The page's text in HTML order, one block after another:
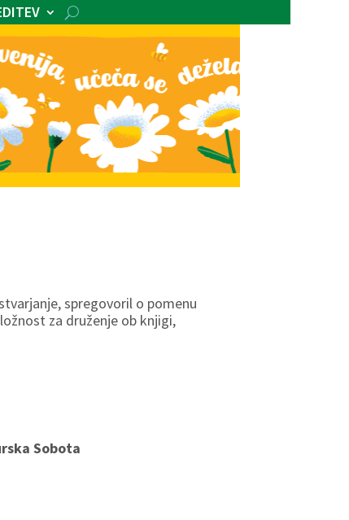
spregovoril o pomenu
za druženje ob knjigi,
Sobota